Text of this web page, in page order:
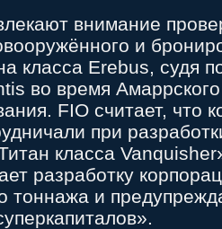
внимание
и
класса Erebus, судя
во время
FIO считает, что
при
класса
разработку
тоннажа и